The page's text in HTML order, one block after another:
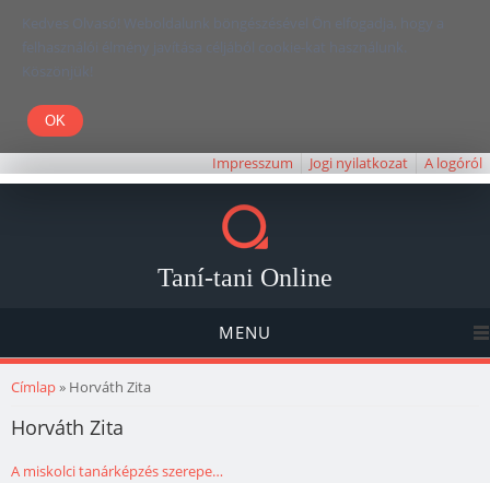
Kedves Olvasó! Weboldalunk böngészésével Ön elfogadja, hogy a
felhasználói élmény javítása céljából cookie-kat használunk.
Köszönjük!
Impresszum Jogi nyilatkozat A logóról
Taní-tani Online
MENU
Jelenlegi hely
Címlap» Horváth Zita
Horváth Zita
A miskolci tanárképzés szerepe…